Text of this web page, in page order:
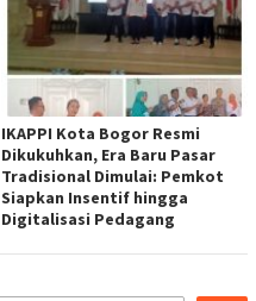
IKAPPI Kota Bogor Resmi
Dikukuhkan, Era Baru Pasar
Tradisional Dimulai: Pemkot
Siapkan Insentif hingga
Digitalisasi Pedagang